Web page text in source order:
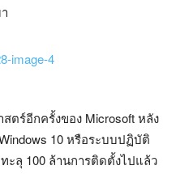
ตร์อีกครั้งของ Microsoft หลัง
10 หรือระบบปฏิบัติ
ลุ 100 ล้านการติดตั้งไปแล้ว